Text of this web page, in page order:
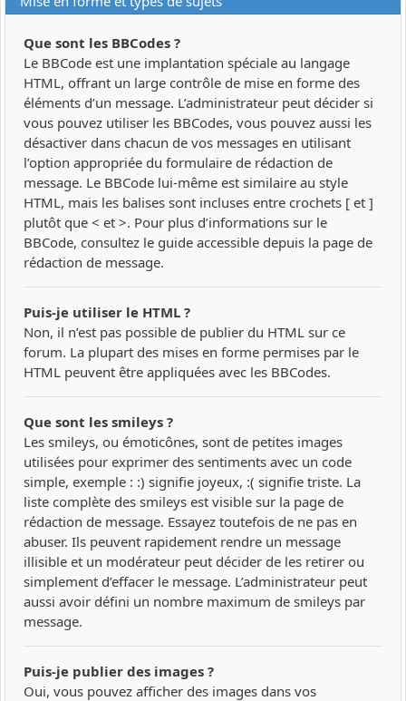
Que sont les BBCodes ?
Le BBCode est une implantation spéciale au langage
HTML, offrant un large contrôle de mise en forme des
éléments d’un message. L’administrateur peut décider si
vous pouvez utiliser les BBCodes, vous pouvez aussi les
désactiver dans chacun de vos messages en utilisant
l’option appropriée du formulaire de rédaction de
message. Le BBCode lui-même est similaire au style
HTML, mais les balises sont incluses entre crochets [ et ]
plutôt que < et >. Pour plus d’informations sur le
BBCode, consultez le guide accessible depuis la page de
rédaction de message.
Puis-je utiliser le HTML ?
Non, il n’est pas possible de publier du HTML sur ce
forum. La plupart des mises en forme permises par le
HTML peuvent être appliquées avec les BBCodes.
Que sont les smileys ?
Les smileys, ou émoticônes, sont de petites images
utilisées pour exprimer des sentiments avec un code
simple, exemple : :) signifie joyeux, :( signifie triste. La
liste complète des smileys est visible sur la page de
rédaction de message. Essayez toutefois de ne pas en
abuser. Ils peuvent rapidement rendre un message
illisible et un modérateur peut décider de les retirer ou
simplement d’effacer le message. L’administrateur peut
aussi avoir défini un nombre maximum de smileys par
message.
Puis-je publier des images ?
Oui, vous pouvez afficher des images dans vos